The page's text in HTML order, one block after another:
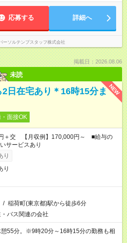
応募する 詳細へ
ーソルテンプスタッフ株式会社
掲載日：2026.08.06
未読
NEW
日在宅あり＊16時15分ま
面接OK
＋交 【月収例】170,000円～ ■給与の
サービスあり
り
り
/ 稲荷町(東京都)駅から徒歩6分
バス関連の会社
55分。※9時20分～16時15分の勤務も相